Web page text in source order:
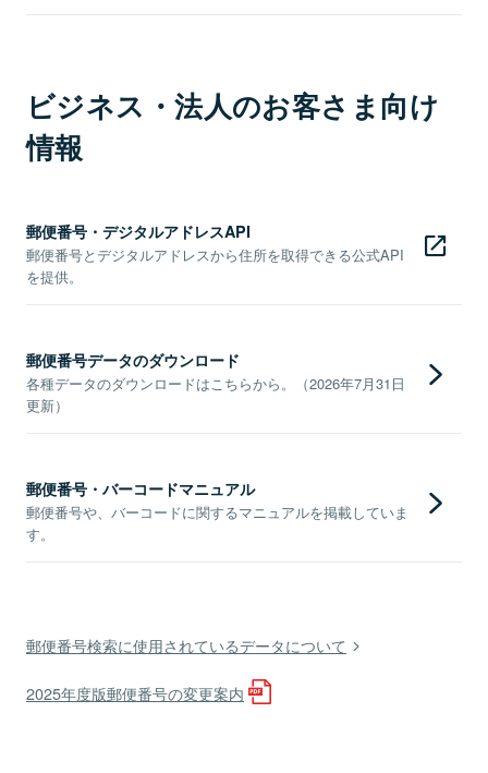
ビジネス・法人のお客さま向け
情報
郵便番号・デジタルアドレスAPI
郵便番号とデジタルアドレスから住所を取得できる公式API
を提供。
郵便番号データのダウンロード
各種データのダウンロードはこちらから。（2026年7月31日
更新）
郵便番号・バーコードマニュアル
郵便番号や、バーコードに関するマニュアルを掲載していま
す。
郵便番号検索に使用されているデータについて
2025年度版郵便番号の変更案内